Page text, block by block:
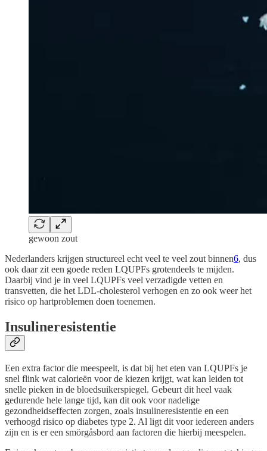
gewoon zout
Nederlanders krijgen structureel echt veel te veel zout binnen6, dus
ook daar zit een goede reden LQUPFs grotendeels te mijden.
Daarbij vind je in veel LQUPFs veel verzadigde vetten en
transvetten, die het LDL-cholesterol verhogen en zo ook weer het
risico op hartproblemen doen toenemen.
Insulineresistentie
Een extra factor die meespeelt, is dat bij het eten van LQUPFs je
snel flink wat calorieën voor de kiezen krijgt, wat kan leiden tot
snelle pieken in de bloedsuikerspiegel. Gebeurt dit heel vaak
gedurende hele lange tijd, kan dit ook voor nadelige
gezondheidseffecten zorgen, zoals insulineresistentie en een
verhoogd risico op diabetes type 2. Al ligt dit voor iedereen anders
zijn en is er een smörgåsbord aan factoren die hierbij meespelen.